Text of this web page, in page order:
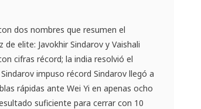
dos nombres que resumen el
elite: Javokhir Sindarov y Vaishali
cifras récord; la india resolvió el
impuso récord Sindarov llegó a
rápidas ante Wei Yi en apenas ocho
suficiente para cerrar con 10